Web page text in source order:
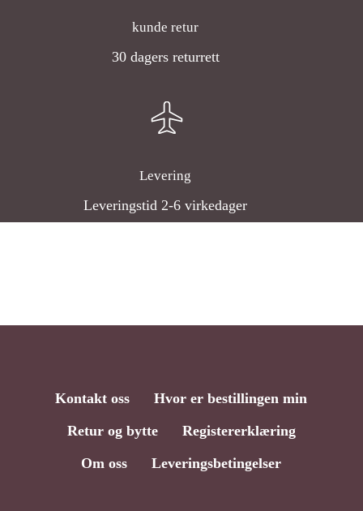
kunde retur
30 dagers returrett
Levering
Leveringstid 2-6 virkedager
Kontakt oss
Hvor er bestillingen min
Retur og bytte
Registererklæring
Om oss
Leveringsbetingelser